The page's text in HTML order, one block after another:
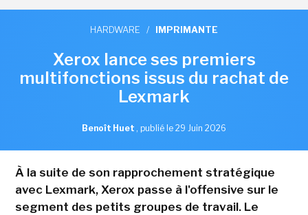
HARDWARE / IMPRIMANTE
Xerox lance ses premiers
multifonctions issus du rachat de
Lexmark
Benoît Huet , publié le 29 Juin 2026
À la suite de son rapprochement stratégique
avec Lexmark, Xerox passe à l'offensive sur le
segment des petits groupes de travail. Le